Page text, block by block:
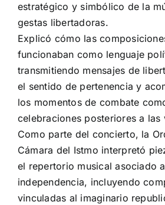
estratégico y simbólico de la
gestas libertadoras.
Explicó cómo las
funcionaban como lenguaje
transmitiendo mensajes de
el sentido de pertenencia y
los momentos de combate
celebraciones posteriores a las
Como parte del concierto, la
Cámara del Istmo interpretó
el repertorio musical asociado
independencia, incluyendo
vinculadas al imaginario